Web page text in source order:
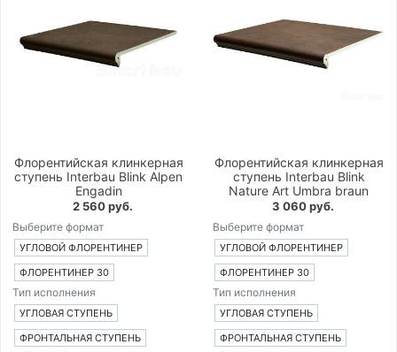
Флорентийская клинкерная
ступень Interbau Blink Alpen
Engadin
2 560 руб.
Выберите формат
УГЛОВОЙ ФЛОРЕНТИНЕР
ФЛОРЕНТИНЕР 30
Тип исполнения
УГЛОВАЯ СТУПЕНЬ
ФРОНТАЛЬНАЯ СТУПЕНЬ
Флорентийская клинкерная
ступень Interbau Blink
Nature Art Umbra braun
3 060 руб.
Выберите формат
УГЛОВОЙ ФЛОРЕНТИНЕР
ФЛОРЕНТИНЕР 30
Тип исполнения
УГЛОВАЯ СТУПЕНЬ
ФРОНТАЛЬНАЯ СТУПЕНЬ